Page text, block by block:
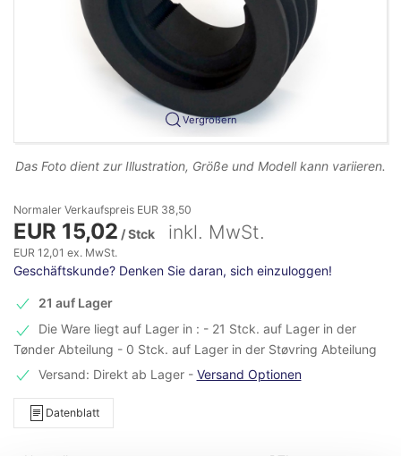
Vergrößern
Das Foto dient zur Illustration, Größe und Modell kann variieren.
Normaler Verkaufspreis EUR 38,50
EUR 15,02 / Stck inkl. MwSt.
EUR 12,01 ex. MwSt.
Geschäftskunde? Denken Sie daran, sich einzuloggen!
21 auf Lager
Die Ware liegt auf Lager in : - 21 Stck. auf Lager in der
Tønder Abteilung - 0 Stck. auf Lager in der Støvring Abteilung
Versand: Direkt ab Lager- Versand Optionen
Datenblatt